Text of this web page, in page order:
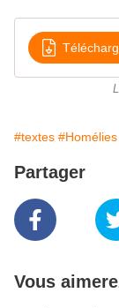
#textes #Homélies
Partager
Vous